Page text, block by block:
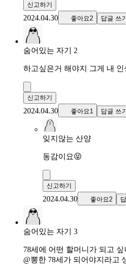
신고하기
2024.04.30 좋아요2 답글 쓰
숨어있는 자기 2
하고싶은거 해야지 그게 내
신고하기
2024.04.30 좋아요1 답글 쓰
잊지않는 산양
동감이요😝
신고하기
2024.04.30 좋아요2
숨어있는 자기 3
78세에 어떤 할머니가 되고
@뽕한 78세가 되어야지라고